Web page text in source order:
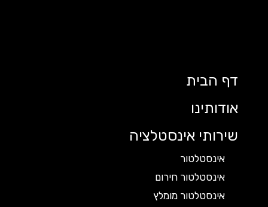
דף הבית
אודותינו
שירותי אינסטלציה
אינסטלטור
אינסטלטור חירום
אינסטלטור מומלץ